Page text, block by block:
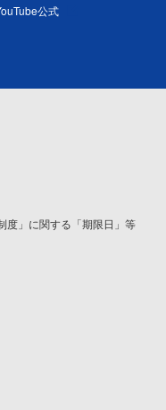
公式
度」に関する「期限日」等